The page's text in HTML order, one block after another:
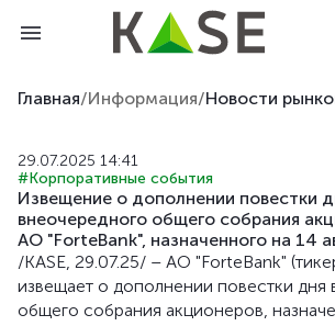
Главная/Информация/Новости
29.07.2025 14:41
#Корпоративные события
Извещение о дополнении повестки
внеочередного общего собрания
АО "ForteBank", назначенного на 14
/KASE, 29.07.25/ – АО "ForteBank"
извещает о дополнении повестки дня
общего собрания акционеров,